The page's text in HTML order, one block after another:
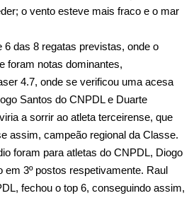
o vento esteve mais fraco e o mar
das 8 regatas previstas, onde o
foram notas dominantes,
4.7, onde se verificou uma acesa
Santos do CNPDL e Duarte
a sorrir ao atleta terceirense, que
assim, campeão regional da Classe.
foram para atletas do CNPDL, Diogo
em 3º postos respetivamente. Raul
fechou o top 6, conseguindo assim,